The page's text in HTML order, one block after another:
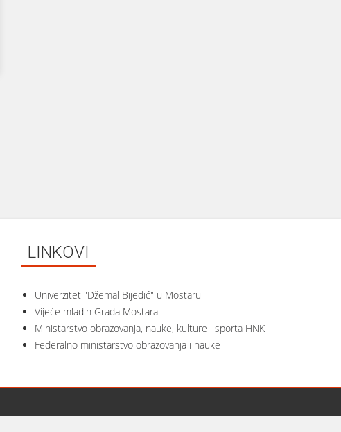
LINKOVI
Univerzitet "Džemal Bijedić" u Mostaru
Vijeće mladih Grada Mostara
Ministarstvo obrazovanja, nauke, kulture i sporta HNK
Federalno ministarstvo obrazovanja i nauke